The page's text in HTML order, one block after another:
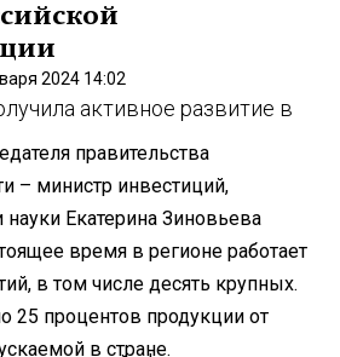
2024 14:02
активное развитие в
правительства
– министр инвестиций,
Екатерина Зиновьева
время в регионе работает
в том числе десять крупных.
25 процентов продукции от
в стране.